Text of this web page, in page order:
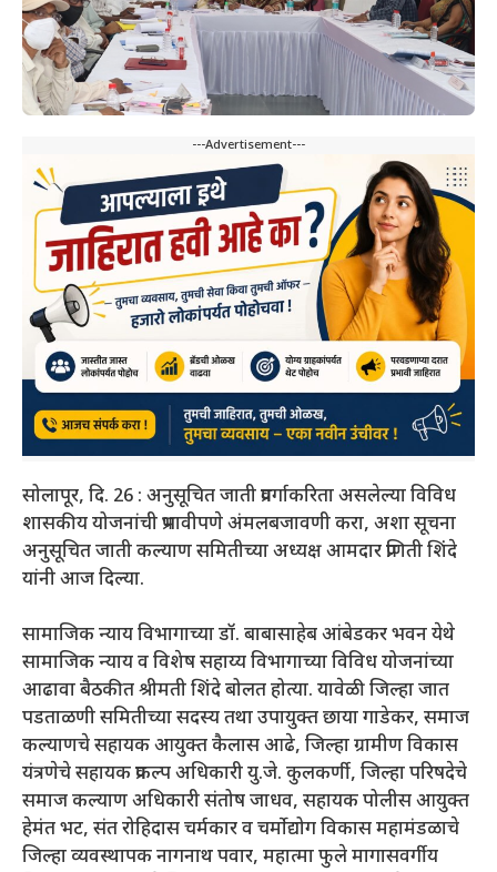
---Advertisement---
सोलापूर, दि. 26 : अनुसूचित जाती प्रवर्गाकरिता असलेल्या विविध
शासकीय योजनांची प्रभावीपणे अंमलबजावणी करा, अशा सूचना
अनुसूचित जाती कल्याण समितीच्या अध्यक्ष आमदार प्रणिती शिंदे
यांनी आज दिल्या.
सामाजिक न्याय विभागाच्या डॉ. बाबासाहेब आंबेडकर भवन येथे
सामाजिक न्याय व विशेष सहाय्य विभागाच्या विविध योजनांच्या
आढावा बैठकीत श्रीमती शिंदे बोलत होत्या. यावेळी जिल्हा जात
पडताळणी समितीच्या सदस्य तथा उपायुक्त छाया गाडेकर, समाज
कल्याणचे सहायक आयुक्त कैलास आढे, जिल्हा ग्रामीण विकास
यंत्रणेचे सहायक प्रकल्प अधिकारी यु.जे. कुलकर्णी, जिल्हा परिषदेचे
समाज कल्याण अधिकारी संतोष जाधव, सहायक पोलीस आयुक्त
हेमंत भट, संत रोहिदास चर्मकार व चर्मोद्योग विकास महामंडळाचे
जिल्हा व्यवस्थापक नागनाथ पवार, महात्मा फुले मागासवर्गीय